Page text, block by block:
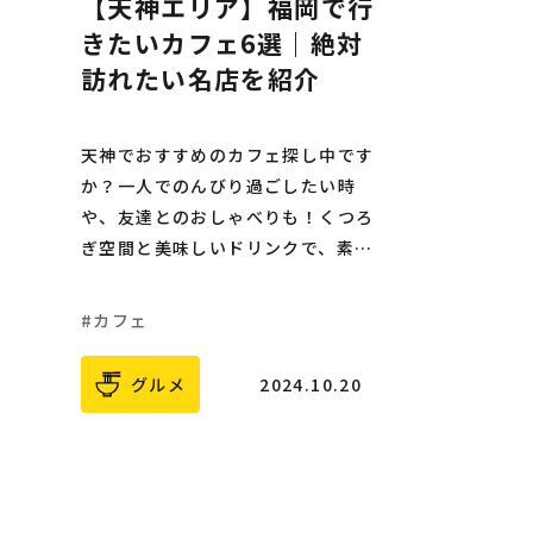
【天神エリア】福岡で行
きたいカフェ6選｜絶対
訪れたい名店を紹介
天神でおすすめのカフェ探し中です
か？一人でのんびり過ごしたい時
や、友達とのおしゃべりも！くつろ
ぎ空間と美味しいドリンクで、素敵
カフェ
グルメ 2024.10.20